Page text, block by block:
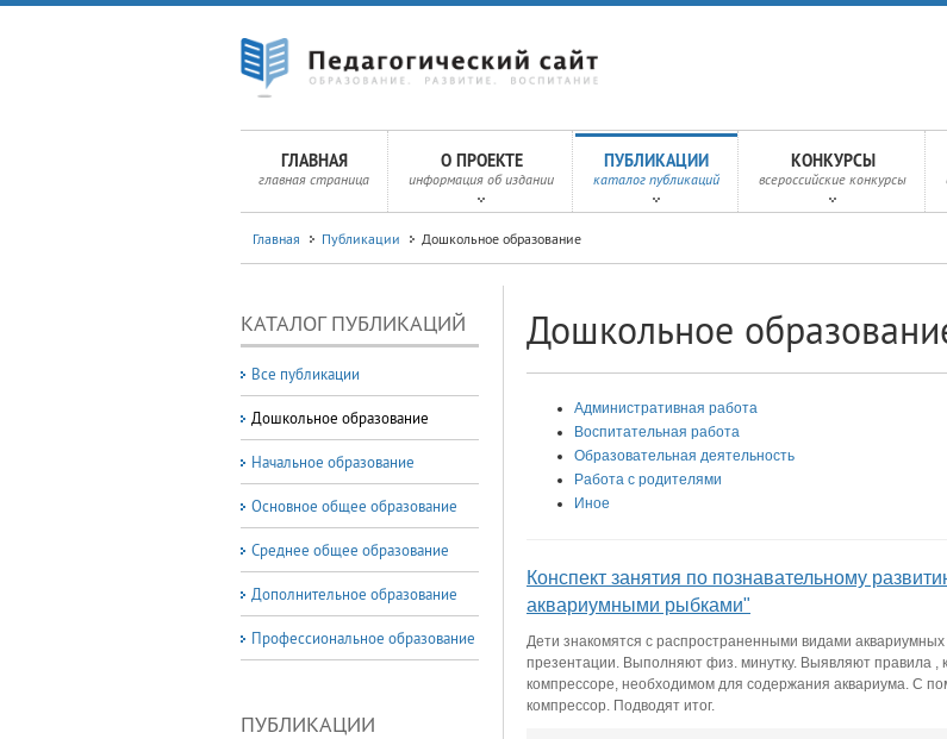
ГЛАВНАЯ
главная страница
О ПРОЕКТЕ
информация об издании
ПУБЛИКАЦИИ
каталог публикаций
КОНКУРСЫ
всероссийские конкурсы
Главная Публикации Дошкольное образование
КАТАЛОГ ПУБЛИКАЦИЙ
Все публикации
Дошкольное образование
Начальное образование
Основное общее образование
Среднее общее образование
Дополнительное образование
Профессиональное образование
ПУБЛИКАЦИИ
Дошкольное
Административная работа
Воспитательная работа
Образовательная деятельность
Работа с родителями
Иное
Конспект занятия по познавательному
аквариумными рыбками"
Дети знакомятся с распространенными видами
презентации. Выполняют физ. минутку. Выявляют правила ,
компрессоре, необходимом для содержания аквариума. С
компрессор. Подводят итог.